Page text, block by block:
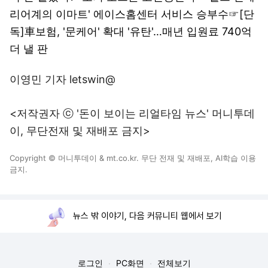
리어계의 이마트' 에이스홈센터 서비스 승부수☞[단
독]車보험, '문케어' 확대 '유탄'…매년 입원료 740억
더 낼 판
이영민 기자 letswin@
<저작권자 ⓒ '돈이 보이는 리얼타임 뉴스' 머니투데
이, 무단전재 및 재배포 금지>
Copyright © 머니투데이 & mt.co.kr. 무단 전재 및 재배포, AI학습 이용
금지.
뉴스 밖 이야기, 다음 커뮤니티 웹에서 보기
로그인 PC화면 전체보기